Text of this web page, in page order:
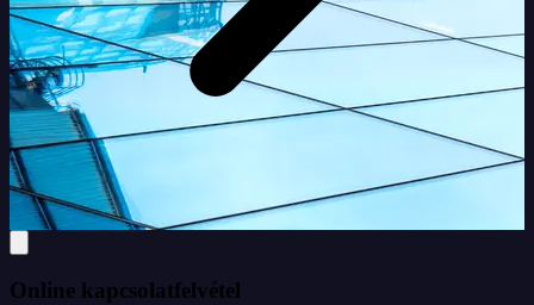
Online kapcsolatfelvétel